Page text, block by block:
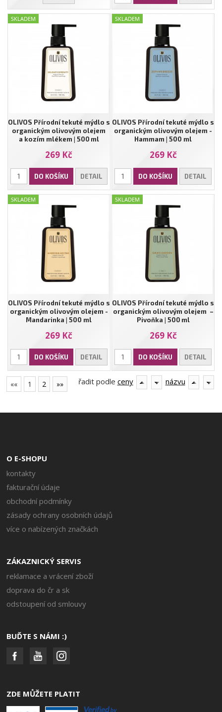
OLIVOS Přírodní tekuté mýdlo s
organickým olivovým olejem
a kozím mlékem | 500 ml
269 Kč
DO KOŠÍKU DETAIL
SKLADEM
OLIVOS Přírodní tekuté mýdlo s
organickým olivovým olejem -
Hammam | 500 ml
269 Kč
DO KOŠÍKU DETAIL
SKLADEM
OLIVOS Přírodní tekuté mýdlo s
organickým olivovým olejem -
Mandarinka | 500 ml
269 Kč
DO KOŠÍKU DETAIL
SKLADEM
OLIVOS Přírodní tekuté mýdlo s
organickým olivovým olejem –
Pivoňka | 500 ml
269 Kč
DO KOŠÍKU DETAIL
SKLADEM
«« 1 2 »» řadit podle ceny názvu
O E-SHOPU
kontakty
fakturační údaje
obchodní podmínky
zásady ochrany osobních údajů
více o nabízených značkách
ZÁKAZNICKÝ SERVIS
reklamace a vrácení zboží
doprava do čr a sk
odstoupení od smlouvy
BUĎTE S NÁMI :)
ZDE MŮŽETE PLATIT